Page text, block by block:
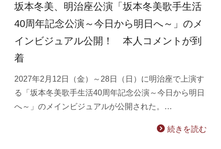
坂本冬美、明治座公演「坂本冬美歌手生活
40周年記念公演～今日から明日へ～」のメ
インビジュアル公開！ 本人コメントが到
着
2027年2月12日（金）～28日（日）に明治座で上演す
る「坂本冬美歌手生活40周年記念公演～今日から明日
へ～」のメインビジュアルが公開された。…
続きを読む